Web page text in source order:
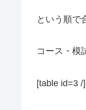
という順で
コース・模
[table id=3 /]